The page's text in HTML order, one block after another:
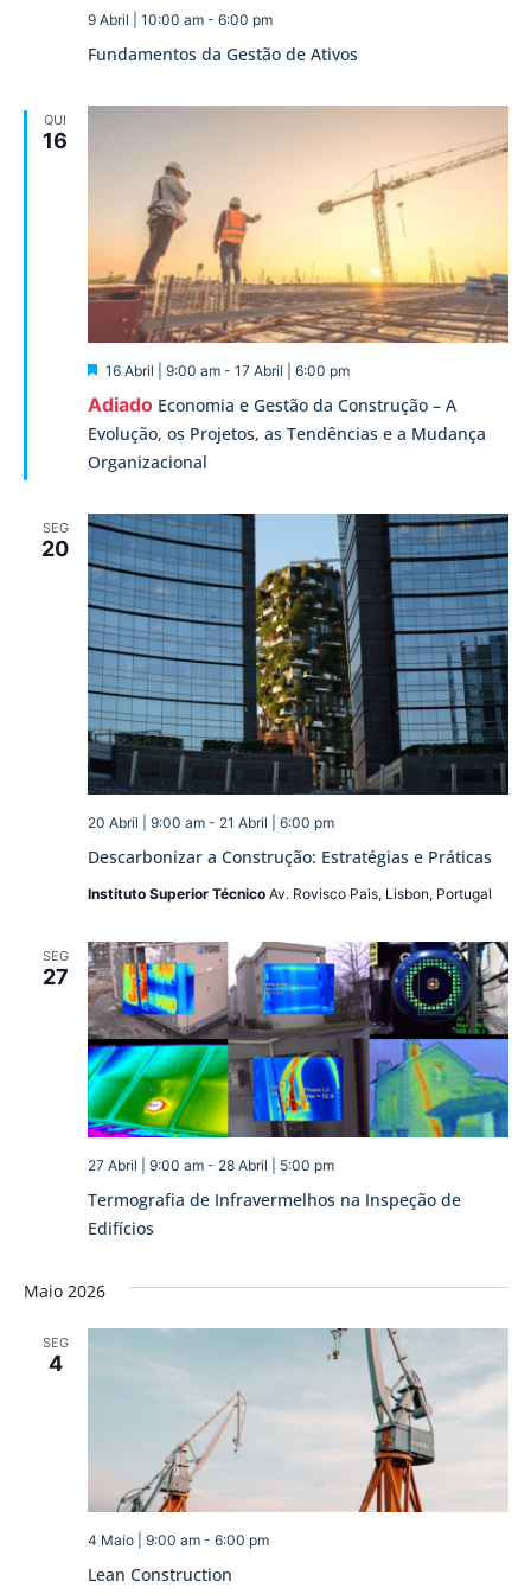
Fundamentos da Gestão de Ativos
9 Abril | 10:00 am- 6:00 pm
QUI
16
Adiado Economia e Gestão da Construção – A
Evolução, os Projetos, as Tendências e a Mudança
Organizacional
Destaque
16 Abril | 9:00 am- 17 Abril | 6:00 pm
SEG
20
Descarbonizar a Construção: Estratégias e Práticas
20 Abril | 9:00 am- 21 Abril | 6:00 pm
Instituto Superior Técnico Av. Rovisco Pais, Lisbon, Portugal
SEG
27
Termografia de Infravermelhos na Inspeção de
Edifícios
27 Abril | 9:00 am- 28 Abril | 5:00 pm
Maio 2026
SEG
4
Lean Construction
4 Maio | 9:00 am- 6:00 pm